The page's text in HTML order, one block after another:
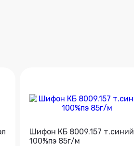
Шифон КБ 8009.157 т.синий
100%пэ 85г/м